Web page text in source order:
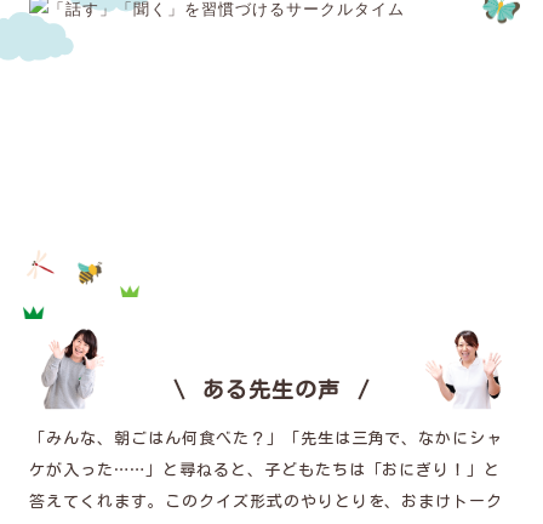
ある先生の声
「みんな、朝ごはん何食べた？」「先生は三角で、なかにシャ
ケが入った……」と尋ねると、子どもたちは「おにぎり！」と
答えてくれます。このクイズ形式のやりとりを、おまけトーク